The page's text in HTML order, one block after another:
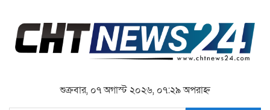
শুক্রবার, ০৭ অগাস্ট ২০২৬, ০৭:২৯ অপরাহ্ন